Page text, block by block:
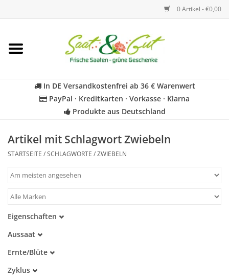
0 Artikel - €0,00
Startseite
Kräuter
Für Kinder
Geschenkideen
Katalog
In DE Versandkostenfrei ab 36 € Warenwert
PayPal · Kreditkarten · Vorkasse · Klarna
Produkte aus Deutschland
Artikel mit Schlagwort Zwiebeln
STARTSEITE /SCHLAGWORTE /ZWIEBELN
Eigenschaften
Alte Sorte
Trockenheitstolerant
Lichtkeimer
Aussaat
März
April
Ernte/Blüte
Februar
Zyklus